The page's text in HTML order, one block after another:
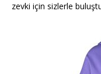
zevki için sizlerle